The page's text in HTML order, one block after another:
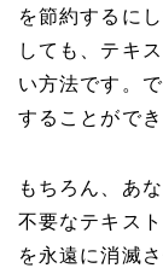
を節約するに
しても、テキ
い方法です。
することがで
もちろん、あ
不要なテキス
を永遠に消滅